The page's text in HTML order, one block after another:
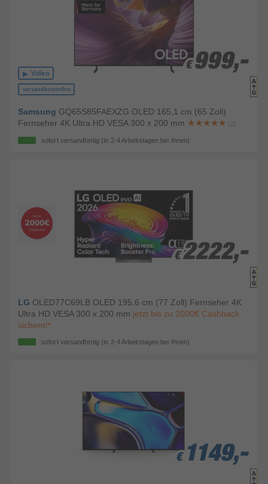
versandkostenfrei
Video
€ 999,-
€ 999,-
Samsung GQ65S85FAEXZG OLED 165,1 cm (65 Zoll)
Fernseher 4K Ultra HD VESA 300 x 200 mm
(2)
sofort versandfertig (in 2-4 Arbeitstagen bei Ihnen)
€ 2222,-
€ 2222,-
LG OLED77C69LB OLED 195,6 cm (77 Zoll) Fernseher 4K
Ultra HD VESA 300 x 200 mm jetzt bis zu 2000€ Cashback
sichern!*
sofort versandfertig (in 2-4 Arbeitstagen bei Ihnen)
€ 1149,-
€ 1149,-
€ 1149,-